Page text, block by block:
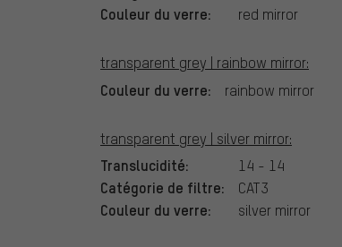
Couleur du verre: red mirror
transparent grey | rainbow mirror:
Couleur du verre: rainbow mirror
transparent grey | silver mirror:
Translucidité: 14 - 14
Catégorie de filtre: CAT3
Couleur du verre: silver mirror